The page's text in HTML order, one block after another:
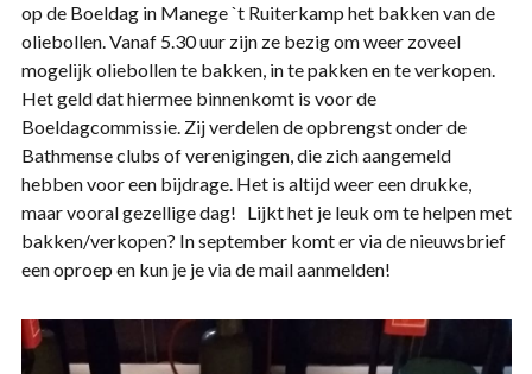
op de Boeldag in Manege `t Ruiterkamp het bakken van de
oliebollen. Vanaf 5.30 uur zijn ze bezig om weer zoveel
mogelijk oliebollen te bakken, in te pakken en te verkopen.
Het geld dat hiermee binnenkomt is voor de
Boeldagcommissie. Zij verdelen de opbrengst onder de
Bathmense clubs of verenigingen, die zich aangemeld
hebben voor een bijdrage. Het is altijd weer een drukke,
maar vooral gezellige dag! Lijkt het je leuk om te helpen met
bakken/verkopen? In september komt er via de nieuwsbrief
een oproep en kun je je via de mail aanmelden!